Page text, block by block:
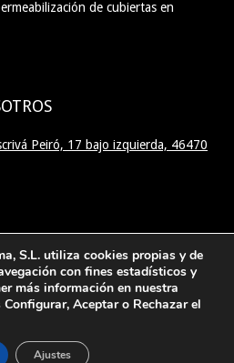
de cubiertas en
Peiró, 17 bajo izquierda, 46470
S.L. utiliza cookies propias y de
con fines estadísticos y
más información en nuestra
Configurar, Aceptar o Rechazar el
Ajustes